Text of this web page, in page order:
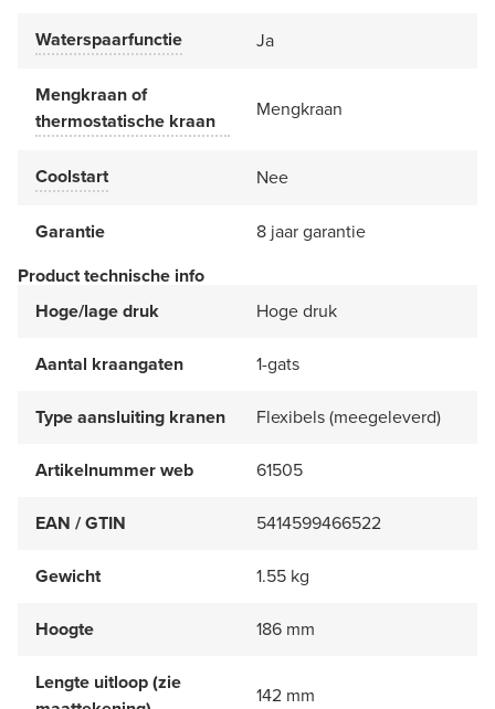
Waterspaarfunctie Ja
Mengkraan of
thermostatische kraan
Mengkraan
Coolstart Nee
Garantie
8 jaar garantie
Product technische info
Hoge/lage druk
Hoge druk
Aantal kraangaten 1-gats
Type aansluiting kranen Flexibels (meegeleverd)
Artikelnummer web 61505
EAN / GTIN 5414599466522
Gewicht 1.55 kg
Hoogte 186 mm
Lengte uitloop (zie
142 mm